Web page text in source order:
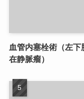
血管内塞栓術（左下
在静脈瘤）